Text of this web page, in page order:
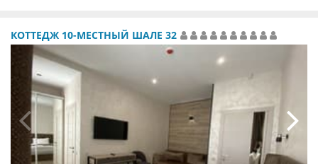
КОТТЕДЖ 10-МЕСТНЫЙ ШАЛЕ 32